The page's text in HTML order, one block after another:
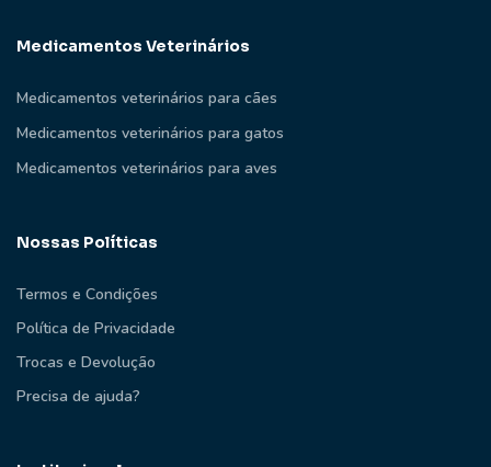
Medicamentos Veterinários
Medicamentos veterinários para cães
Medicamentos veterinários para gatos
Medicamentos veterinários para aves
Nossas Políticas
Termos e Condições
Política de Privacidade
Trocas e Devolução
Precisa de ajuda?